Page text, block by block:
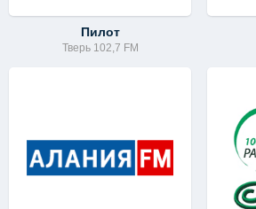
Пилот
Тверь 102,7 FM